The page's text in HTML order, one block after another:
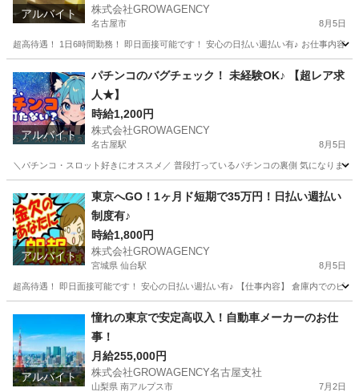
アルバイト 株式会社GROWAGENCY
名古屋市 8月5日
超高待遇！ 1日6時間勤務！ 即日面接可能です！ 安心の日払い週払い有♪ お仕事内容
その他 時給
アルバイト
パチンコのバグチェック！ 未経験OK♪ 【超レア求
人★】
時給1,200円
株式会社GROWAGENCY
名古屋駅 8月5日
＼パチンコ・スロット好きにオススメ／ 普段打っているパチンコの裏側 気になりま
その他 レア
アルバイト
東京へGO！1ヶ月ド短期で35万円！日払い週払い
制度有♪
時給1,800円
株式会社GROWAGENCY
宮城県 仙台駅 8月5日
超高待遇！ 即日面接可能です！ 安心の日払い週払い有♪ 【仕事内容】 倉庫内でのピ
仙台駅 軽作業 時給
アルバイト
憧れの東京で安定高収入！自動車メーカーのお仕
事！
月給255,000円
株式会社GROWAGENCY名古屋支社
山梨県 南アルプス市 7月2日